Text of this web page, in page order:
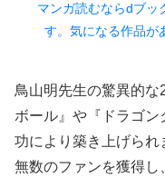
マンガ読むならdブッ
す。気になる作品が
鳥山明先生の驚異的
ボール』や『ドラゴ
功により築き上げら
無数のファンを獲得